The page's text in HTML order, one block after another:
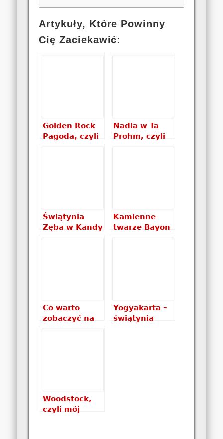
Artykuły, Które Powinny
Cię Zaciekawić:
Golden Rock
Pagoda, czyli
Nadia w Ta
Prohm, czyli
Świątynia
Zęba w Kandy
Kamienne
twarze Bayon
Co warto
zobaczyć na
Yogyakarta –
świątynia
Woodstock,
czyli mój